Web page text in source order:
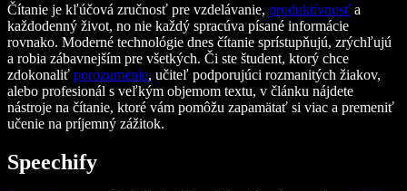
Čítanie je kľúčová zručnosť pre vzdelávanie, produktívnosť a
každodenný život, no nie každý spracúva písané informácie
rovnako. Moderné technológie dnes čítanie sprístupňujú, zrýchľujú
a robia zábavnejším pre všetkých. Či ste študent, ktorý chce
zdokonaliť porozumenie, učiteľ podporujúci rozmanitých žiakov,
alebo profesionál s veľkým objemom textu, v článku nájdete
nástroje na čítanie, ktoré vám pomôžu zapamätať si viac a premeniť
učenie na príjemný zážitok.
Speechify